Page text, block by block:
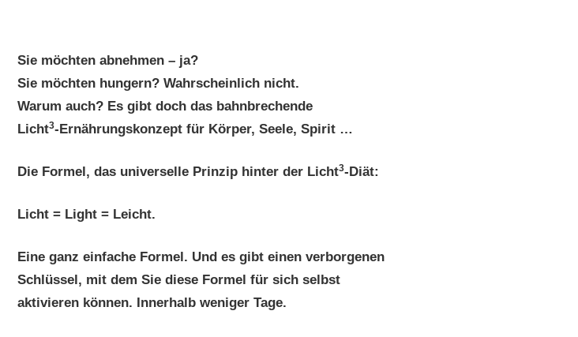
Sie möchten abnehmen – ja?
Sie möchten hungern? Wahrscheinlich nicht.
Warum auch? Es gibt doch das bahnbrechende
Licht3-Ernährungskonzept für Körper, Seele, Spirit …
Die Formel, das universelle Prinzip hinter der Licht3-Diät:
Licht = Light = Leicht.
Eine ganz einfache Formel. Und es gibt einen verborgenen
Schlüssel, mit dem Sie diese Formel für sich selbst
aktivieren können. Innerhalb weniger Tage.